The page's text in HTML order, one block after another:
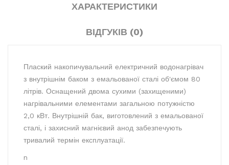
ХАРАКТЕРИСТИКИ
ВІДГУКІВ (0)
Плаский накопичувальний електричний водонагрівач
з внутрішнім баком з емальованої сталі об'ємом 80
літрів. Оснащений двома сухими (захищеними)
нагрівальними елементами загальною потужністю
2,0 кВт. Внутрішній бак, виготовлений з емальованої
сталі, і захисний магнієвий анод забезпечують
тривалий термін експлуатації.
n